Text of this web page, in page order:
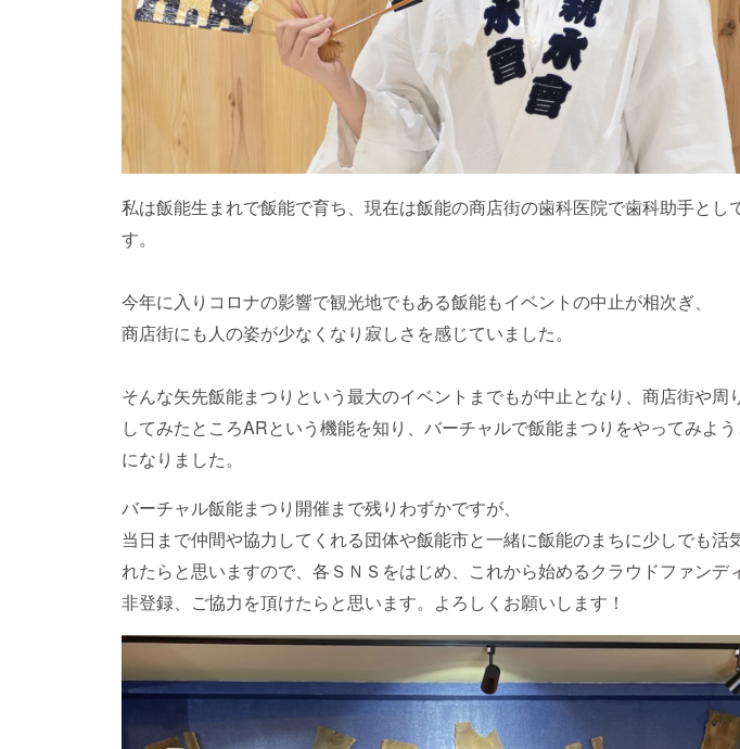
私は飯能生まれで飯能で育ち、現在は飯能の商店街の歯科医院で歯科助手とし
す。
今年に入りコロナの影響で観光地でもある飯能もイベントの中止が相次ぎ、
商店街にも人の姿が少なくなり寂しさを感じていました。
そんな矢先飯能まつりという最大のイベントまでもが中止となり、商店街や周
してみたところARという機能を知り、バーチャルで飯能まつりをやってみよ
になりました。
バーチャル飯能まつり開催まで残りわずかですが、
当日まで仲間や協力してくれる団体や飯能市と一緒に飯能のまちに少しでも活
れたらと思いますので、各ＳＮＳをはじめ、これから始めるクラウドファンデ
非登録、ご協力を頂けたらと思います。よろしくお願いします！